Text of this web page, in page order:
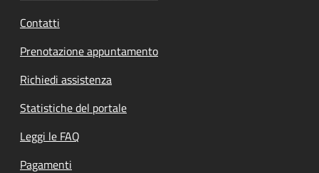
Contatti
Prenotazione appuntamento
Richiedi assistenza
Statistiche del portale
Leggi le FAQ
Pagamenti